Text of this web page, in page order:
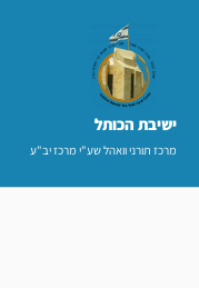
ישיבת הכותל​
מרכז תורני וואהל שע"י מרכז יב"ע